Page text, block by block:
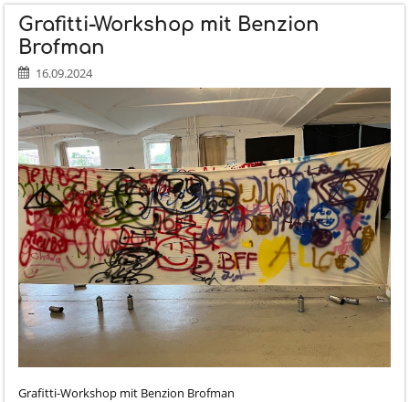
5785!:
Grafitti-Workshop mit Benzion
Brofman
16.09.2024
Grafitti-Workshop mit Benzion Brofman